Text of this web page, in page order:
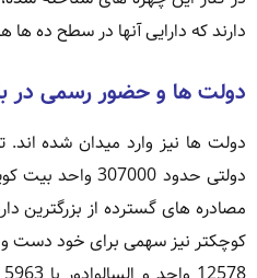
دارند که دارایی آنها در سطح ده ها
دولت ها و حضور رسمی در
دولت ها نیز وارد میدان شده
دولتی حدود
مصادره های گسترده از بزرگترین
کوچکتر نیز سهمی برای خود دست و